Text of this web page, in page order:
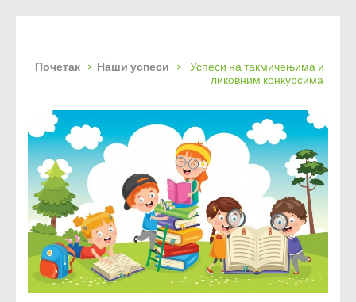
Почетак > Наши успеси > Успеси на такмичењима и
ликовним конкурсима